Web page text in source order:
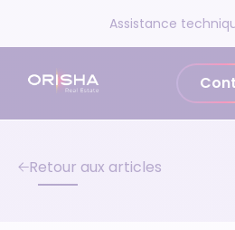
Assistance
Retour aux articles